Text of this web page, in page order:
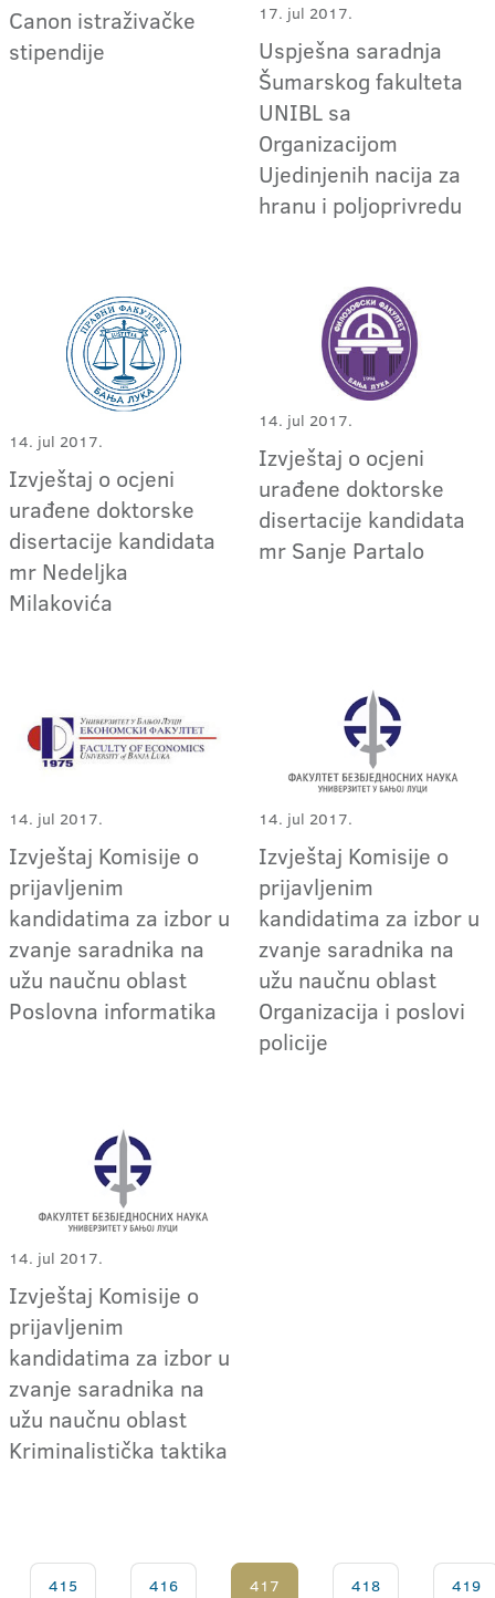
Canon istraživačke
stipendije
17. jul 2017.
Uspješna saradnja
Šumarskog fakulteta
UNIBL sa
Organizacijom
Ujedinjenih nacija za
hranu i poljoprivredu
14. jul 2017.
Izvještaj o ocjeni
urađene doktorske
disertacije kandidata
mr Nedeljka
Milakovića
14. jul 2017.
Izvještaj o ocjeni
urađene doktorske
disertacije kandidata
mr Sanje Partalo
14. jul 2017.
Izvještaj Komisije o
prijavljenim
kandidatima za izbor u
zvanje saradnika na
užu naučnu oblast
Poslovna informatika
14. jul 2017.
Izvještaj Komisije o
prijavljenim
kandidatima za izbor u
zvanje saradnika na
užu naučnu oblast
Organizacija i poslovi
policije
14. jul 2017.
Izvještaj Komisije o
prijavljenim
kandidatima za izbor u
zvanje saradnika na
užu naučnu oblast
Kriminalistička taktika
415 416 417 418 419